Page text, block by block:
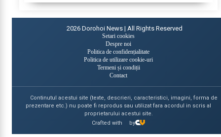
2026 Dorohoi News | All Rights Reserved
Setari cookies
Despre noi
Politica de confidențialitate
Politica de utilizare cookie-uri
Termeni și condiții
Contact
Continutul acestui site (texte, descrieri, caracteristici, imagini, forma de
prezentare etc.) nu poate fi reprodus sau utilizat fara acordul in scris al
proprietarului acestui site.
Crafted with
by